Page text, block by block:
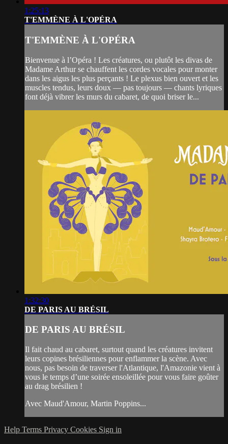
1:25:13
T'EMMÈNE À L'OPÉRA
T'EMMÈNE À L'OPÉRA
Bienvenue à l’Opéra ! Les créatures, ou plutôt les divas de
Madame Arthur se chauffent les cordes vocales pour monter
dans les aigus les plus perçants ! Le plexus bien ouvert et les
muscles tendus, leurs doux — pas toujours — chants lyriques
font déjà vibrer les murs du cabaret, de quoi briser le...
1:32:30
DE PARIS AU BRÉSIL
DE PARIS AU BRÉSIL
Il fait chaud au cabaret, surtout quand les créatures invitent
leurs copines brésiliennes pour enflammer la scène. Avec
nous, pas besoin de traverser l'Atlantique, l'Amazonie vient à
vous le temps d’une soirée ensoleillée pour vous faire goûter
au drag brésilien !
Avec Maud'Amour, Martin Poppins...
Help Terms Privacy Cookies Sign in